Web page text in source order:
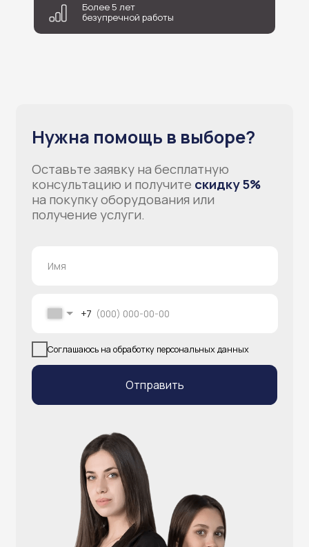
Более 5 лет
безупречной работы
+7 (924) 004-32-01
Видеонаблюдение
Принтеры чеков и этикеток
Штрихкодовое оборудование
Счётчики валюты